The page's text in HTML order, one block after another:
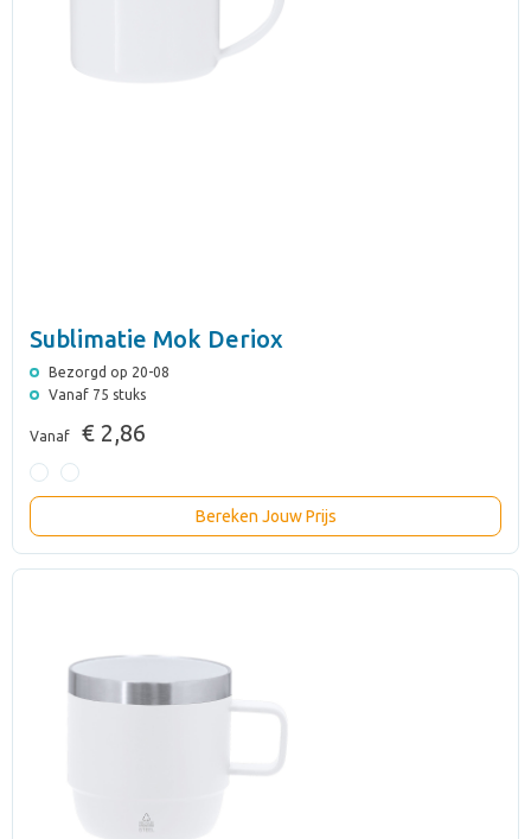
Sublimatie Mok Deriox
Bezorgd op 20-08
Vanaf 75 stuks
Vanaf € 2,86
Bereken Jouw Prijs